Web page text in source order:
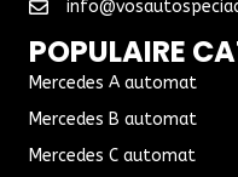
POPULAIRE
Mercedes A automat
Mercedes B automat
Mercedes C automat